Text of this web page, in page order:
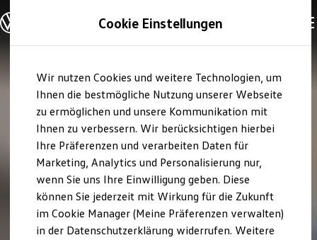
Hauptinhalt
springen
Footer
springen
Modelle und Konfigurator
Konfigurator
Modelle vergleichen
Elektroautos
ENERGY Sondermodelle
Nutzfahrzeuge
SUV und CUV
Familienautos
Kombis
Kompaktwagen
Sportwagen
Schnell verfügbare Fahrzeuge
Angebote und Produkte
Aktuelle Angebote
E-Auto-Förderung
Volkswagen Marktplatz
Cookie Einstellungen
Wir nutzen Cookies und weitere Technologien, um
Ihnen die bestmögliche Nutzung unserer Webseite
zu ermöglichen und unsere Kommunikation mit
Ihnen zu verbessern. Wir berücksichtigen hierbei
Ihre Präferenzen und verarbeiten Daten für
Marketing, Analytics und Personalisierung nur,
wenn Sie uns Ihre Einwilligung geben. Diese
können Sie jederzeit mit Wirkung für die Zukunft
im Cookie Manager (Meine Präferenzen verwalten)
in der Datenschutzerklärung widerrufen. Weitere